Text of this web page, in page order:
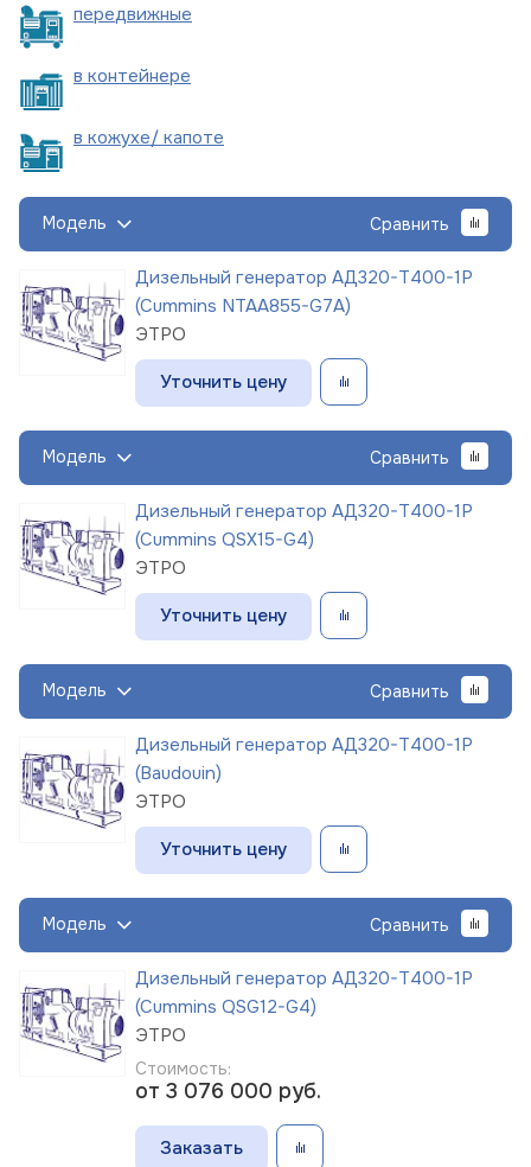
передвижные
в контейнере
в кожухе/ капоте
Модель Сравнить
Дизельный генератор АД320-Т400-1Р
(Cummins NTAA855-G7A)
ЭТРО
Уточнить цену
Модель Сравнить
Дизельный генератор АД320-Т400-1Р
(Cummins QSX15-G4)
ЭТРО
Уточнить цену
Модель Сравнить
Дизельный генератор АД320-Т400-1Р
(Baudouin)
ЭТРО
Уточнить цену
Модель Сравнить
Дизельный генератор АД320-Т400-1Р
(Cummins QSG12-G4)
ЭТРО
Стоимость:
от 3 076 000 руб.
Заказать